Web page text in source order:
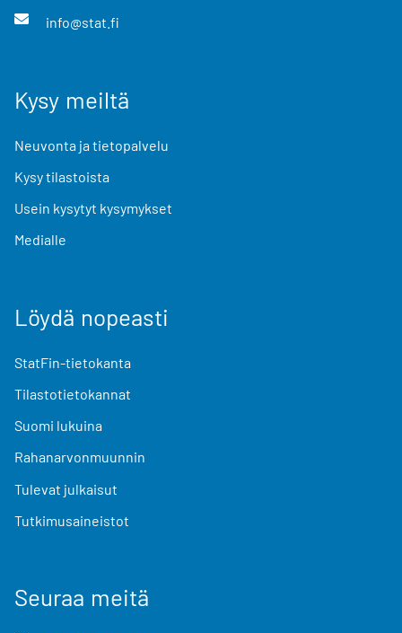
info@stat.fi
Kysy meiltä
Neuvonta ja tietopalvelu
Kysy tilastoista
Usein kysytyt kysymykset
Medialle
Löydä nopeasti
StatFin-tietokanta
Tilastotietokannat
Suomi lukuina
Rahanarvonmuunnin
Tulevat julkaisut
Tutkimusaineistot
Seuraa meitä